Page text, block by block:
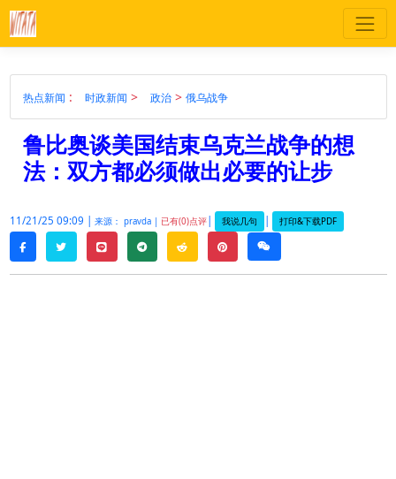
热点新闻 : 时政新闻 > 政治 > 俄乌战争
鲁比奥谈美国结束乌克兰战争的想
法：双方都必须做出必要的让步
11/21/25 09:09 | 来源： pravda | 已有(0)点评| 我说几句 | 打印&下载PDF
facebooktwitterline telegramreddit pinterestweixin